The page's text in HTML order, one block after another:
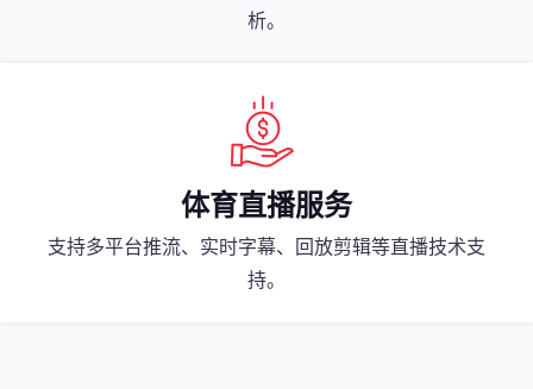
析。
体育直播服务
支持多平台推流、实时字幕、回放剪辑等直播技术支
持。